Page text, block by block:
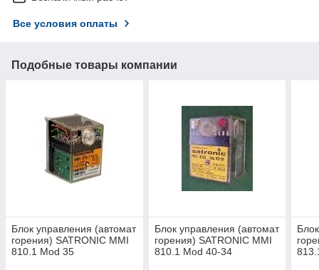
Все условия оплаты
Подобные товары компании
Блок управления (автомат
горения) SATRONIC MMI
810.1 Mod 35
Блок управления (автомат
горения) SATRONIC MMI
810.1 Mod 40-34